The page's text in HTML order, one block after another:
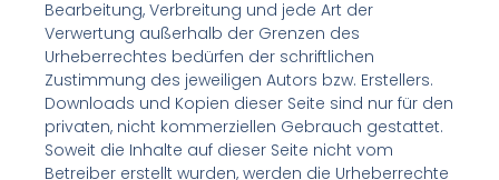
Bearbeitung, Verbreitung und jede Art der
Verwertung außerhalb der Grenzen des
Urheberrechtes bedürfen der schriftlichen
Zustimmung des jeweiligen Autors bzw. Erstellers.
Downloads und Kopien dieser Seite sind nur für den
privaten, nicht kommerziellen Gebrauch gestattet.
Soweit die Inhalte auf dieser Seite nicht vom
Betreiber erstellt wurden, werden die Urheberrechte